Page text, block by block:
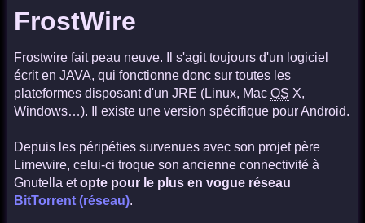
FrostWire
Frostwire fait peau neuve. Il s'agit toujours d'un logiciel
écrit en JAVA, qui fonctionne donc sur toutes les
plateformes disposant d'un JRE (Linux, Mac OS X,
Windows…). Il existe une version spécifique pour Android.
Depuis les péripéties survenues avec son projet père
Limewire, celui-ci troque son ancienne connectivité à
Gnutella etopte pour le plus en vogue réseau
BitTorrent (réseau).